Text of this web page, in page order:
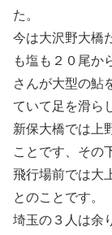
た。
今は大沢野大橋
も塩も２０尾
さんが大型の鮎
ていて足を滑ら
新保大橋では上
ことです、その
飛行場前では大
とのことです。
埼玉の３人は余